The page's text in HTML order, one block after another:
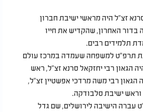
זצ"ל היה מראשי ישיבת חברון
בדור האחרון, שהקדיש את חייו
תלמידים רבים.
תרפ"ט למשפחה שעמדה במרכז עולם
הגאון רבי יחזקאל סרנא זצ"ל, ראש
הגאון רבי משה מרדכי אפשטיין זצ"ל,
וראש ישיבת סלבודקה.
עברה הישיבה לירושלים, שם גדל